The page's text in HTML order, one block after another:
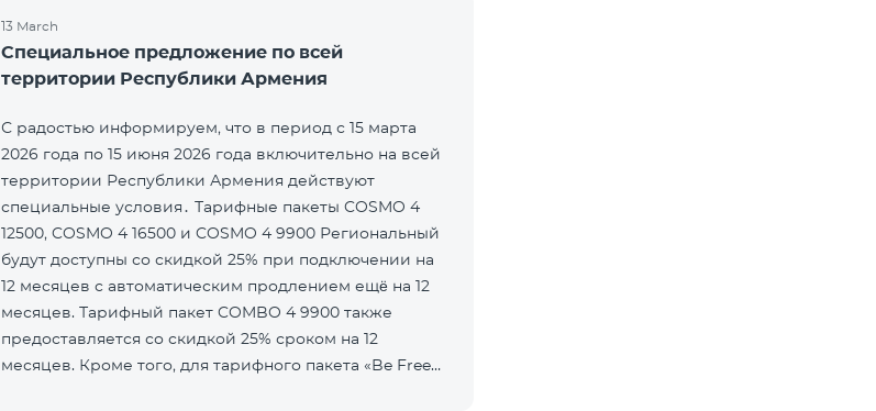
13 March
Специальное предложение по всей
территории Республики Армения
С радостью информируем, что в период с 15 марта
2026 года по 15 июня 2026 года включительно на всей
территории Республики Армения действуют
специальные условия․ Тарифные пакеты COSMO 4
12500, COSMO 4 16500 и COSMO 4 9900 Региональный
будут доступны со скидкой 25% при подключении на
12 месяцев с автоматическим продлением ещё на 12
месяцев. Тарифный пакет COMBO 4 9900 также
предоставляется со скидкой 25% сроком на 12
месяцев. Кроме того, для тарифного пакета «Be Free